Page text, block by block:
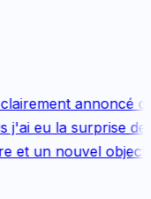
annoncé
eu la surprise de
un nouvel